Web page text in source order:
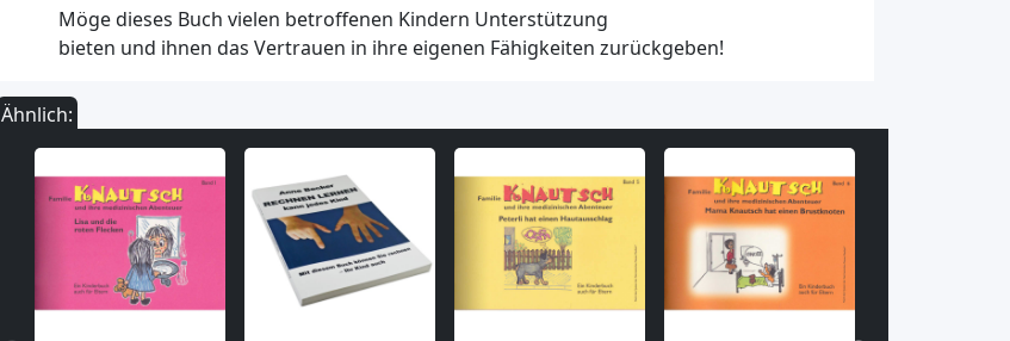
Möge dieses Buch vielen betroffenen Kindern Unterstützung
bieten und ihnen das Vertrauen in ihre eigenen Fähigkeiten zurückgeben!
Ähnlich: